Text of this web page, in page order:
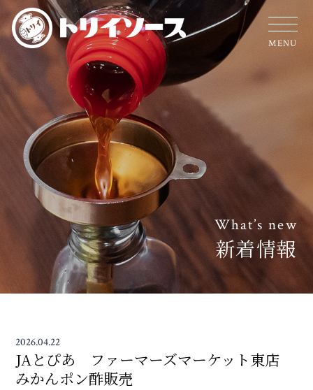
MENU
What’s new
新着情報
2026.04.22
JAとぴあ ファーマーズマーケット東店
みかんポン酢販売